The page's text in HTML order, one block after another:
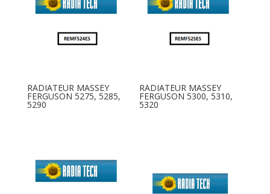
RADIATEUR MASSEY
FERGUSON 5275, 5285,
5290
RADIATEUR MASSEY
FERGUSON 5300, 5310,
5320